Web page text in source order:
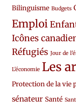
Bilinguisme Budgets
Emploi
Icônes
Réfugiés Jour de
L'économie Les
Protection de la vie
sénateur Santé